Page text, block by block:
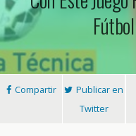
Compartir
Publicar en
Twitter